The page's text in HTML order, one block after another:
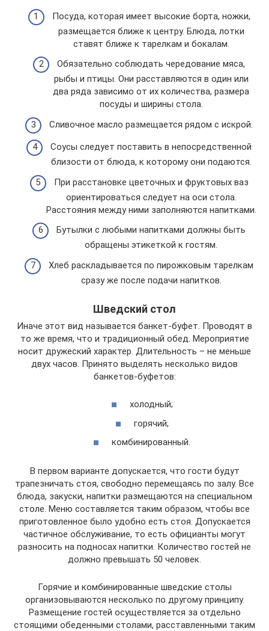
Посуда, которая имеет высокие борта, ножки,
размещается ближе к центру. Блюда, лотки
ставят ближе к тарелкам и бокалам.
Обязательно соблюдать чередование мяса,
рыбы и птицы. Они расставляются в один или
два ряда зависимо от их количества, размера
посуды и ширины стола.
Сливочное масло размещается рядом с искрой.
Соусы следует поставить в непосредственной
близости от блюда, к которому они подаются.
При расстановке цветочных и фруктовых ваз
ориентироваться следует на оси стола.
Расстояния между ними заполняются напитками.
Бутылки с любыми напитками должны быть
обращены этикеткой к гостям.
Хлеб раскладывается по пирожковым тарелкам
сразу же после подачи напитков.
Шведский стол
Иначе этот вид называется банкет-буфет. Проводят в
то же время, что и традиционный обед. Мероприятие
носит дружеский характер. Длительность – не меньше
двух часов. Принято выделять несколько видов
банкетов-буфетов:
холодный;
горячий;
комбинированный.
В первом варианте допускается, что гости будут
трапезничать стоя, свободно перемещаясь по залу. Все
блюда, закуски, напитки размещаются на специальном
столе. Меню составляется таким образом, чтобы все
приготовленное было удобно есть стоя. Допускается
частичное обслуживание, то есть официанты могут
разносить на подносах напитки. Количество гостей не
должно превышать 50 человек.
Горячие и комбинированные шведские столы
организовываются несколько по другому принципу.
Размещение гостей осуществляется за отдельно
стоящими обеденными столами, расставленными таким